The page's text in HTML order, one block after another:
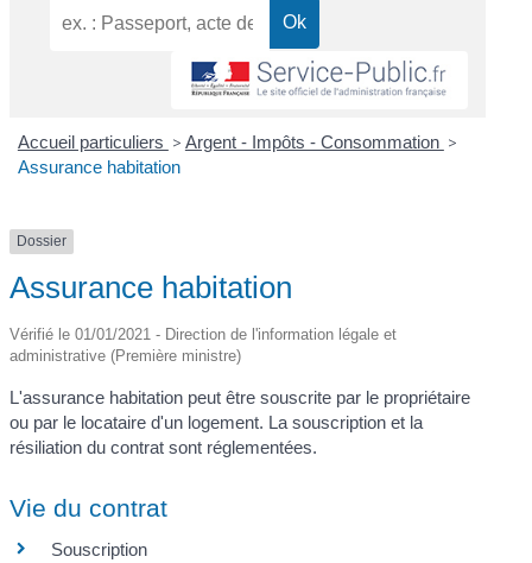
Accueil particuliers > Argent - Impôts - Consommation >
Assurance habitation
Dossier
Assurance habitation
Vérifié le 01/01/2021 - Direction de l'information légale et
administrative (Première ministre)
L'assurance habitation peut être souscrite par le propriétaire
ou par le locataire d'un logement. La souscription et la
résiliation du contrat sont réglementées.
Vie du contrat
Souscription